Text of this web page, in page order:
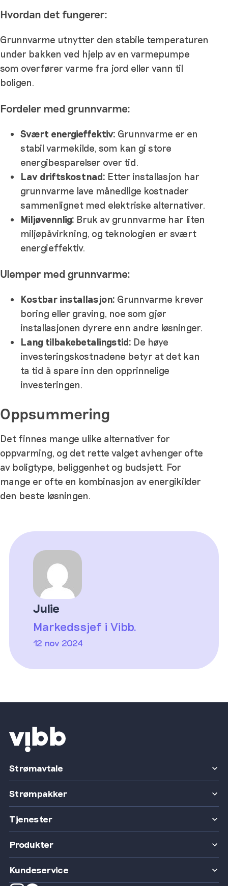
Hvordan det fungerer:
Grunnvarme utnytter den stabile temperaturen
under bakken ved hjelp av en varmepumpe
som overfører varme fra jord eller vann til
boligen.
Fordeler med grunnvarme:
Svært energieffektiv: Grunnvarme er en
stabil varmekilde, som kan gi store
energibesparelser over tid.
Lav driftskostnad: Etter installasjon har
grunnvarme lave månedlige kostnader
sammenlignet med elektriske alternativer.
Miljøvennlig: Bruk av grunnvarme har liten
miljøpåvirkning, og teknologien er svært
energieffektiv.
Ulemper med grunnvarme:
Kostbar installasjon: Grunnvarme krever
boring eller graving, noe som gjør
installasjonen dyrere enn andre løsninger.
Lang tilbakebetalingstid: De høye
investeringskostnadene betyr at det kan
ta tid å spare inn den opprinnelige
investeringen.
Oppsummering
Det finnes mange ulike alternativer for
oppvarming, og det rette valget avhenger ofte
av boligtype, beliggenhet og budsjett. For
mange er ofte en kombinasjon av energikilder
den beste løsningen.
Julie
Markedssjef i Vibb.
12 nov 2024
Strømavtale
Strømpakker
Tjenester
Produkter
Kundeservice